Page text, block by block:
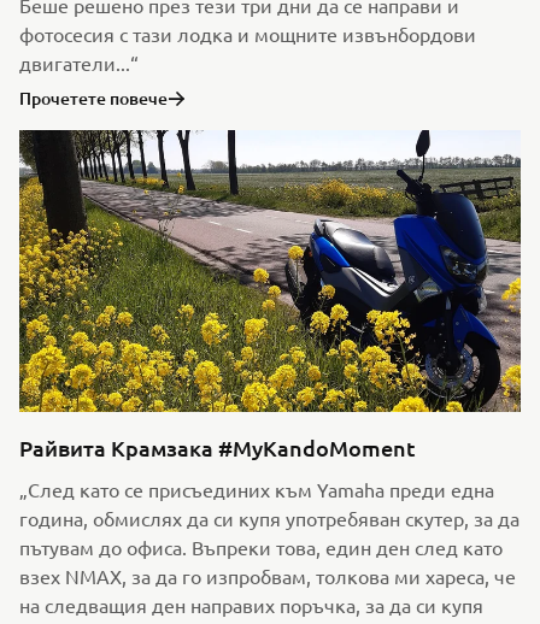
Беше решено през тези три дни да се направи и
фотосесия с тази лодка и мощните извънбордови
двигатели...“
Прочетете повече
Райвита Крамзака #MyKandoMoment
„След като се присъединих към Yamaha преди една
година, обмислях да си купя употребяван скутер, за да
пътувам до офиса. Въпреки това, един ден след като
взех NMAX, за да го изпробвам, толкова ми хареса, че
на следващия ден направих поръчка, за да си купя